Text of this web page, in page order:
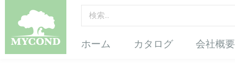
ホーム カタログ 会社概要